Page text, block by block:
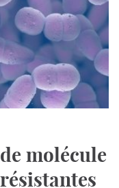
molécule